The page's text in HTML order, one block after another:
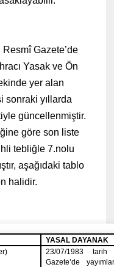
Gazete’de
Yasak ve Ön
yer alan
sonraki yıllarda
güncellenmiştir.
göre son liste
tebliğle 7.nolu
aşağıdaki tablo
halidir.
YASAL DAYANAK
23/07/1983 tarih
Gazete’de